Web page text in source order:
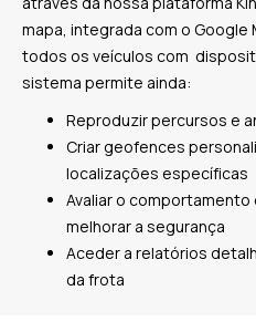
mapa, integrada com o
todos os veículos com
sistema permite ainda:
Reproduzir percursos e
Criar geofences
localizações específicas
Avaliar o
melhorar a segurança
Aceder a relatórios
da frota